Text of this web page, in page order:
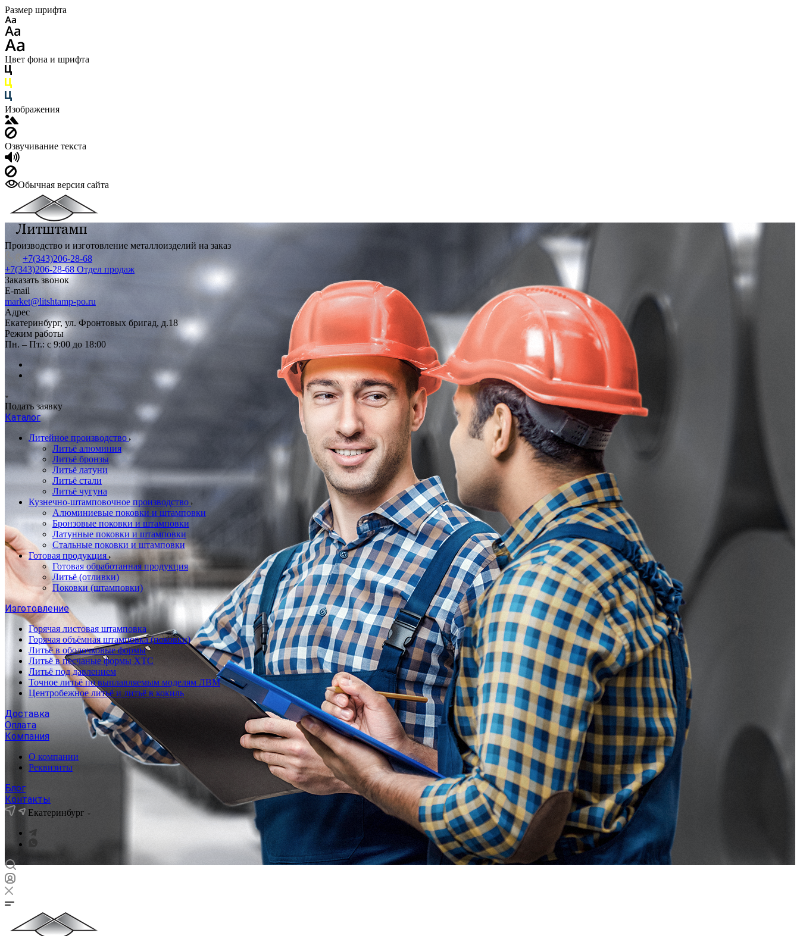
Размер шрифта
Цвет фона и шрифта
Изображения
Озвучивание текста
Обычная версия сайта
Производство и изготовление металлоизделий на заказ
+7(343)206-28-68
+7(343)206-28-68 Отдел продаж
Заказать звонок
E-mail
market@litshtamp-po.ru
Адрес
Екатеринбург, ул. Фронтовых бригад, д.18
Режим работы
Пн. – Пт.: с 9:00 до 18:00
Подать заявку
Каталог
Литейное производство
Литьё алюминия
Литьё бронзы
Литьё латуни
Литьё стали
Литьё чугуна
Кузнечно-штамповочное производство
Алюминиевые поковки и штамповки
Бронзовые поковки и штамповки
Латунные поковки и штамповки
Стальные поковки и штамповки
Готовая продукция
Готовая обработанная продукция
Литьё (отливки)
Поковки (штамповки)
Изготовление
Горячая листовая штамповка
Горячая объёмная штамповка (поковки)
Литьё в оболочковые формы
Литьё в песчаные формы ХТС
Литьё под давлением
Точное литьё по выплавляемым моделям ЛВМ
Центробежное литьё и литьё в кокиль
Доставка
Оплата
Компания
О компании
Реквизиты
Блог
Контакты
Екатеринбург